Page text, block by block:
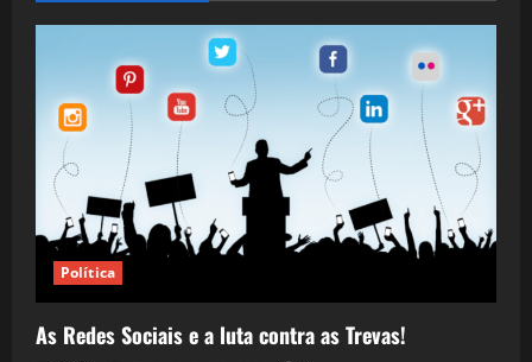
Política
As Redes Sociais e a luta contra as Trevas!